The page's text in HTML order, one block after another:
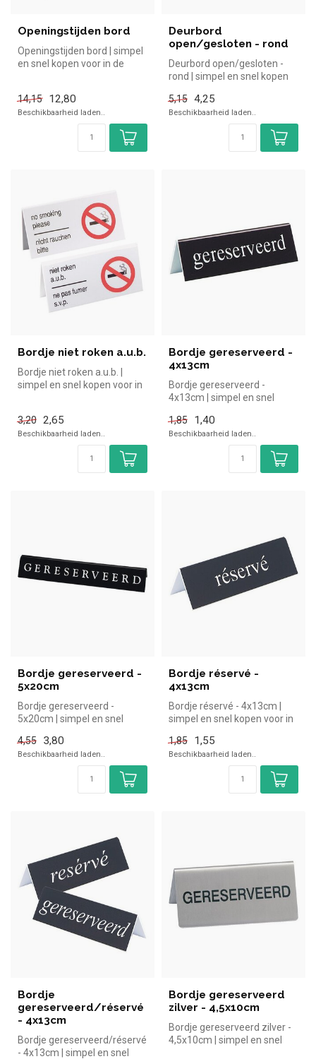
Openingstijden bord
Openingstijden bord | simpel
en snel kopen voor in de
14,15
12,80
Beschikbaarheid laden..
Deurbord
open/gesloten - rond
Deurbord open/gesloten -
rond | simpel en snel kopen
5,15 4,25
Beschikbaarheid laden..
Bordje niet roken a.u.b.
Bordje niet roken a.u.b. |
simpel en snel kopen voor in
3,20 2,65
Beschikbaarheid laden..
Bordje gereserveerd -
4x13cm
Bordje gereserveerd -
4x13cm | simpel en snel
Overzicht...
1,85 1,40
Beschikbaarheid laden..
Bordje gereserveerd -
5x20cm
Bordje gereserveerd -
5x20cm | simpel en snel
Overzicht...
4,55 3,80
Beschikbaarheid laden..
Bordje réservé -
4x13cm
Bordje réservé - 4x13cm |
simpel en snel kopen voor in
1,85
1,55
Beschikbaarheid laden..
Bordje
gereserveerd/réservé
- 4x13cm
Bordje gereserveerd/réservé
- 4x13cm | simpel en snel
Bordje gereserveerd
zilver - 4,5x10cm
Bordje gereserveerd zilver -
4,5x10cm | simpel en snel